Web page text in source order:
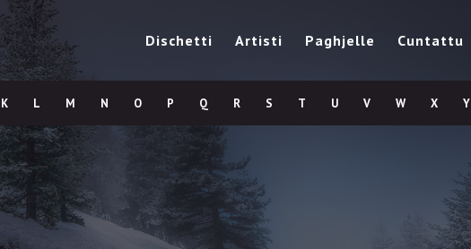
Dischetti Artisti Paghjelle Cuntattu
K L M N O P Q R S T U V W X Y